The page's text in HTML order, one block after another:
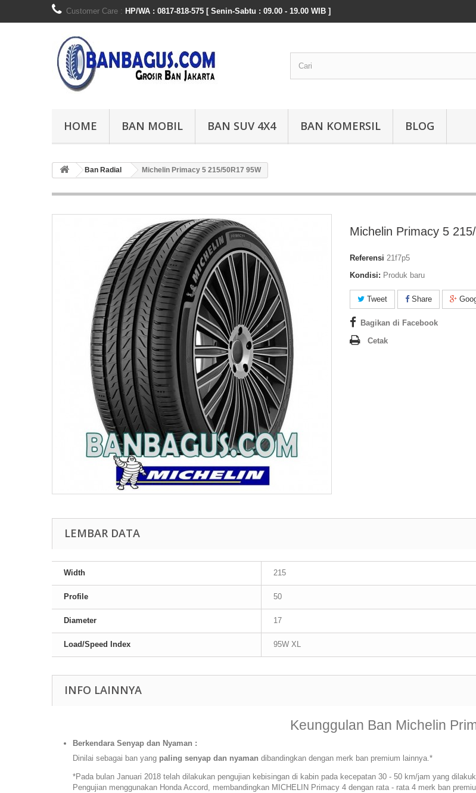
Customer Care : HP/WA : 0817-818-575 [ Senin-Sabtu : 09.00 - 19.00 WIB ]
HOME BAN MOBIL BAN SUV 4X4 BAN KOMERSIL BLOG
Ban Radial Michelin Primacy 5 215/50R17 95W
Michelin Primacy 5
Referensi 21f7p5
Kondisi: Produk baru
Tweet Share
Bagikan di Facebook
Cetak
LEMBAR DATA
Width 215
Profile 50
Diameter 17
Load/Speed Index 95W XL
INFO LAINNYA
Keunggulan Ban Michelin
Berkendara Senyap dan Nyaman :
Dinilai sebagai ban yang paling senyap dan nyaman dibandingkan dengan merk ban premium lainnya.*
*Pada bulan Januari 2018 telah dilakukan pengujian kebisingan di kabin pada kecepatan 30 - 50 km/jam yang
Pengujian menggunakan Honda Accord, membandingkan MICHELIN Primacy 4 dengan rata - rata 4 merk ban